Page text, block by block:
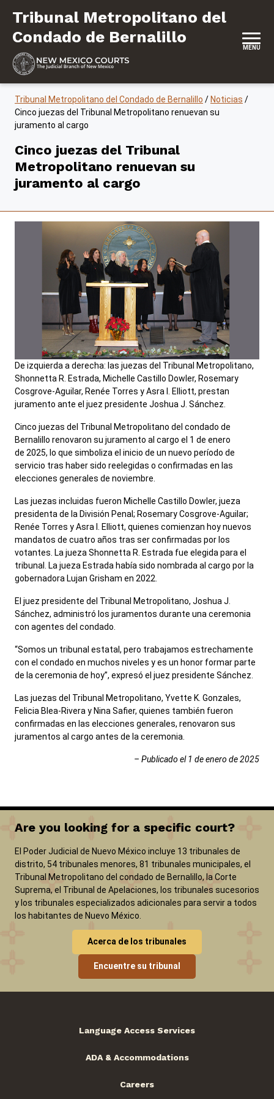
Tribunal Metropolitano del Condado
Tribunal Metropolitano del
Condado de Bernalillo
MENU
Tribunal Metropolitano del Condado de Bernalillo / Noticias /
Cinco juezas del Tribunal Metropolitano renuevan su
juramento al cargo
Cinco juezas del Tribunal
Metropolitano renuevan su
juramento al cargo
De izquierda a derecha: las juezas del Tribunal Metropolitano,
Shonnetta R. Estrada, Michelle Castillo Dowler, Rosemary
Cosgrove-Aguilar, Renée Torres y Asra I. Elliott, prestan
juramento ante el juez presidente Joshua J. Sánchez.
Cinco juezas del Tribunal Metropolitano del condado de
Bernalillo renovaron su juramento al cargo el 1 de enero
de 2025, lo que simboliza el inicio de un nuevo período de
servicio tras haber sido reelegidas o confirmadas en las
elecciones generales de noviembre.
Las juezas incluidas fueron Michelle Castillo Dowler, jueza
presidenta de la División Penal; Rosemary Cosgrove-Aguilar;
Renée Torres y Asra I. Elliott, quienes comienzan hoy nuevos
mandatos de cuatro años tras ser confirmadas por los
votantes. La jueza Shonnetta R. Estrada fue elegida para el
tribunal. La jueza Estrada había sido nombrada al cargo por la
gobernadora Lujan Grisham en 2022.
El juez presidente del Tribunal Metropolitano, Joshua J.
Sánchez, administró los juramentos durante una ceremonia
con agentes del condado.
“Somos un tribunal estatal, pero trabajamos estrechamente
con el condado en muchos niveles y es un honor formar parte
de la ceremonia de hoy”, expresó el juez presidente Sánchez.
Las juezas del Tribunal Metropolitano, Yvette K. Gonzales,
Felicia Blea-Rivera y Nina Safier, quienes también fueron
confirmadas en las elecciones generales, renovaron sus
juramentos al cargo antes de la ceremonia.
– Publicado el 1 de enero de 2025
Are you looking for a specific court?
El Poder Judicial de Nuevo México incluye 13 tribunales de
distrito, 54 tribunales menores, 81 tribunales municipales, el
Tribunal Metropolitano del condado de Bernalillo, la Corte
Suprema, el Tribunal de Apelaciones, los tribunales sucesorios
y los tribunales especializados adicionales para servir a todos
los habitantes de Nuevo México.
Acerca de los tribunales
Encuentre su tribunal
Language Access Services
ADA & Accommodations
Careers